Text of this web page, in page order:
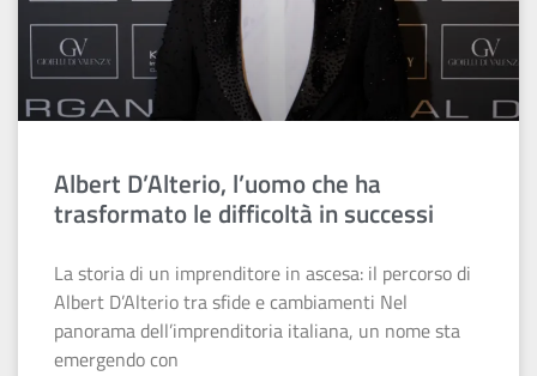
Albert D’Alterio, l’uomo che ha
trasformato le difficoltà in successi
La storia di un imprenditore in ascesa: il percorso di
Albert D’Alterio tra sfide e cambiamenti Nel
panorama dell’imprenditoria italiana, un nome sta
emergendo con